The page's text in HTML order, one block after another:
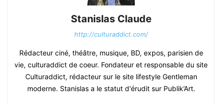
Stanislas Claude
http://culturaddict.com/
Rédacteur ciné, théâtre, musique, BD, expos, parisien de
vie, culturaddict de coeur. Fondateur et responsable du site
Culturaddict, rédacteur sur le site lifestyle Gentleman
moderne. Stanislas a le statut d'érudit sur Publik’Art.